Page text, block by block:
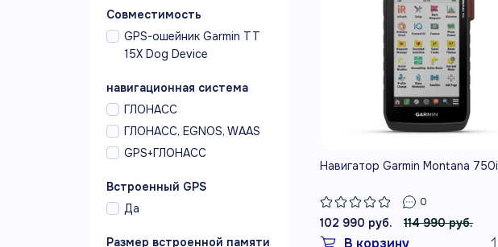
Совместимость
GPS-ошейник Garmin TT
15X Dog Device
навигационная система
ГЛОНАСС
ГЛОНАСС, EGNOS, WAAS
GPS+ГЛОНАСС
Встроенный GPS
Да
Размер встроенной памяти
Навигатор Garmin Montana 750i
0
102 990 руб. 114 990 руб.
В корзину